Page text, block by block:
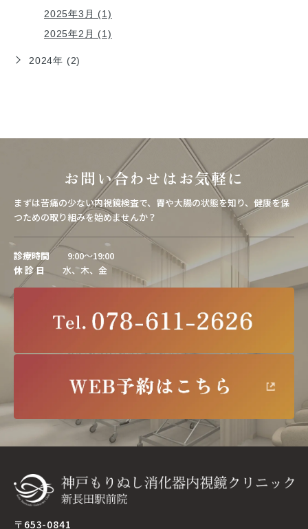
2025年3月 (1)
2025年2月 (1)
2024年 (2)
お問い合わせはお気軽に
まずは苦痛の少ない内視鏡検査で、胃や大腸の状態を知り、健康を保
つための取り組みを始めませんか？
診療時間9:00～19:00
休 診 日
水、木、金
〒653-0841